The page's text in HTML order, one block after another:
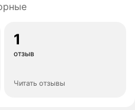
1
отзыв
Читать отзывы